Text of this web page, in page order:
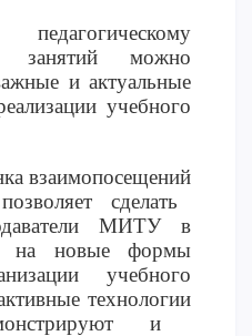
занятий можно
и актуальные
учебного
взаимопосещений
сделать
МИТУв
на новые формы
учебного
технологии
и